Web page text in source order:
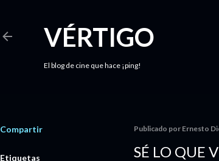
VÉRTIGO
El blog de cine que hace ¡ping!
Compartir
Etiquetas
Publicado por Ernesto
SÉ LO QUE